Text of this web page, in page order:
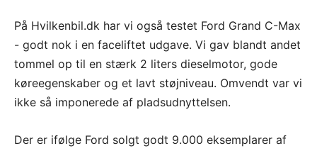
På Hvilkenbil.dk har vi også testet Ford Grand C-Max
- godt nok i en faceliftet udgave. Vi gav blandt andet
tommel op til en stærk 2 liters dieselmotor, gode
køreegenskaber og et lavt støjniveau. Omvendt var vi
ikke så imponerede af pladsudnyttelsen.
Der er ifølge Ford solgt godt 9.000 eksemplarer af